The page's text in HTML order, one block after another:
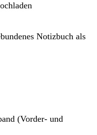
Notizbuch als
(Vorder- und